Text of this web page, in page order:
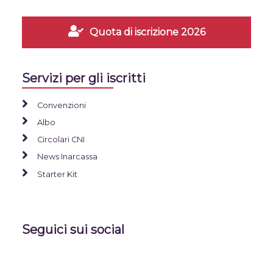
Quota di iscrizione 2026
Servizi per gli iscritti
Convenzioni
Albo
Circolari CNI
News Inarcassa
Starter Kit
Seguici sui social